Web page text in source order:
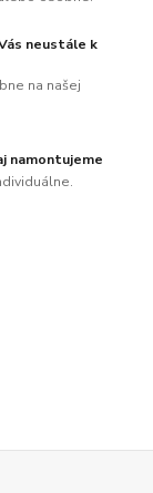
neustále k
na našej
namontujeme